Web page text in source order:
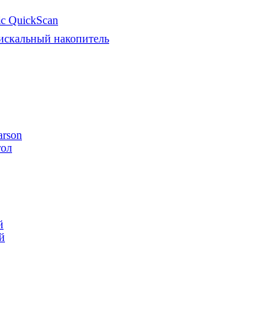
QuickScan
накопитель